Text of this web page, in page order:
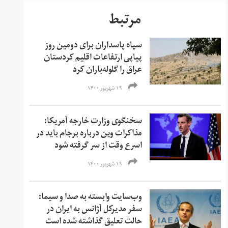
مرتبط
سپاه پاسداران برای دومین روز
پیاپی ارتفاعات اقلیم کردستان
عراق را گلوله‌باران کرد
۱۹ شهریور ۱۴۰۰
سخنگوی وزارت خارجه آمریکا:
مذاکرات وین درباره برجام باید در
اسرع وقت از سر گرفته شود
۱۹ شهریور ۱۴۰۰
وب‌سایت وابسته به صدا و سیما:
سفر مدیرکل آژانس به ایران در
حالت تعلیق گذاشته شده است